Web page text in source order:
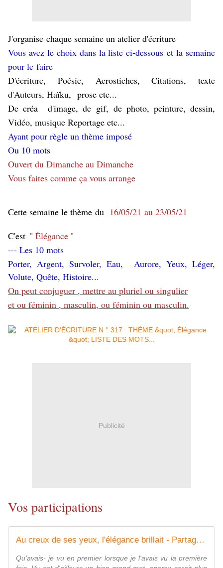
J'organise chaque semaine un atelier d'écriture
Vous avez le choix dans la liste ci-dessouset la semaine
pour le faire
D'écriture, Poésie, Acrostiches, Citations, texte
d'Auteurs, Haïku, prose etc...
De créa d'image, de gif, de photo, peinture, dessin,
Vidéo, musique Reportage etc...
Ayant pour règle un thème imposé
Ou 10 mots
Ouvert du Dimanche au Dimanche
Vous faites comme ça vous arrange
Cette semaine le thème du 16/05/21 au 23/05/21
C'est " Élégance "
--- Les 10 mots
Porter, Argent, Survoler, Eau, Aurore, Yeux, Léger,
Volute, Quête, Histoire...
On peut conjuguer , mettre au pluriel ou singulier
et ou féminin , masculin, ou féminin ou masculin.
Publicité
Vos participations
Au creux de ses yeux, l'élégance brillait - Partageons nos lectures ! Quoi de plus glamour que la lecture.
Qu'avais- je vu en premier lorsque je l'avais vu la première